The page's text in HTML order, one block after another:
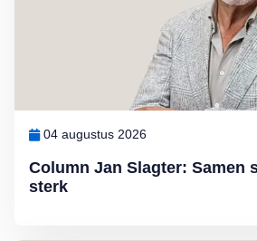
Column Jan Slagter: Samen
sterk
04 augustus 2026